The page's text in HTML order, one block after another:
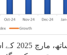
اپریل